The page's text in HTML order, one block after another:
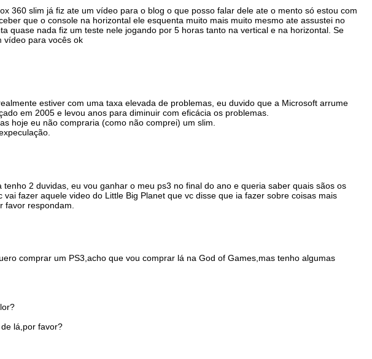
360 slim já fiz ate um vídeo para o blog o que posso falar dele ate o mento só estou com
que o console na horizontal ele esquenta muito mais muito mesmo ate assustei no
quase nada fiz um teste nele jogando por 5 horas tanto na vertical e na horizontal. Se
vídeo para vocês ok
estiver com uma taxa elevada de problemas, eu duvido que a Microsoft arrume
em 2005 e levou anos para diminuir com eficácia os problemas.
hoje eu não compraria (como não comprei) um slim.
2 duvidas, eu vou ganhar o meu ps3 no final do ano e queria saber quais sãos os
fazer aquele video do Little Big Planet que vc disse que ia fazer sobre coisas mais
favor respondam.
comprar um PS3,acho que vou comprar lá na God of Games,mas tenho algumas
lá,por favor?